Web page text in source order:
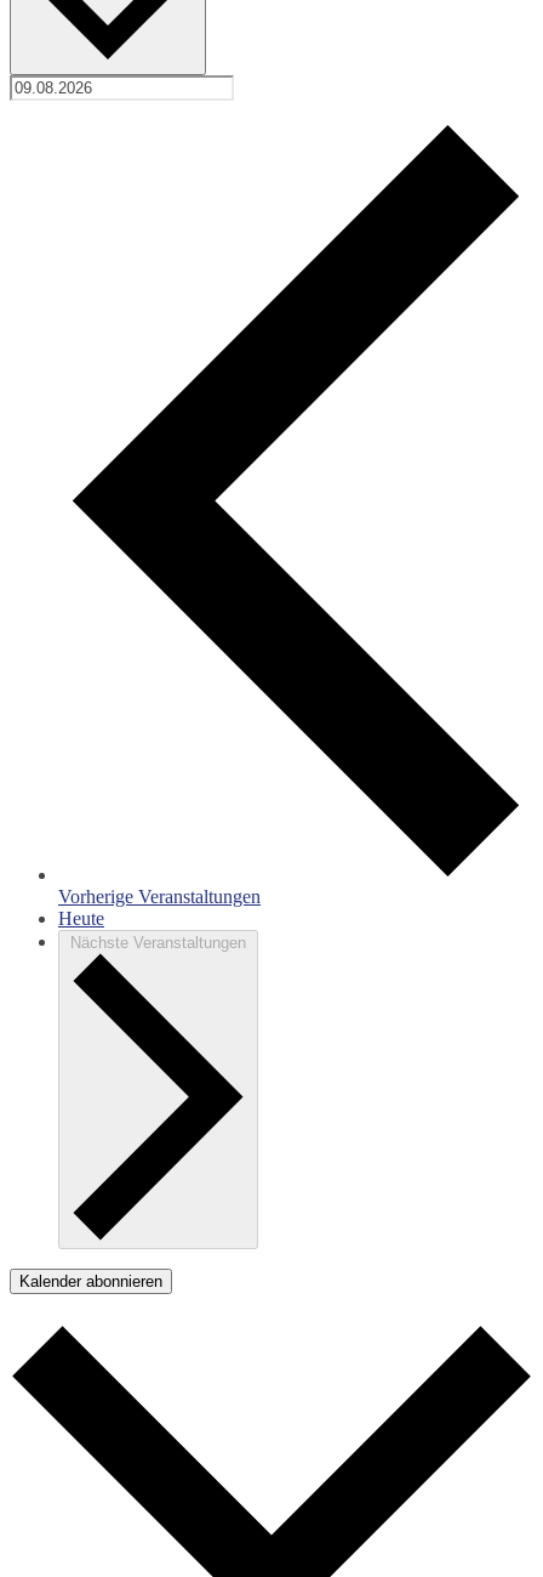
Vorherige Veranstaltungen
Heute
Nächste Veranstaltungen
Kalender abonnieren